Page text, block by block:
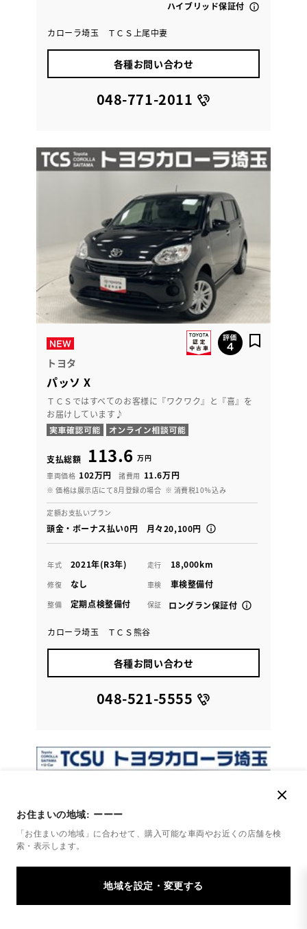
お住まいの地域: ーーー
「お住まいの地域」に合わせて、購入可能な車両やお近くの店舗を検
索・表示します。
ハイブリッド保証付
カローラ埼玉 ＴＣＳ上尾中妻
各種お問い合わせ
048-771-2011
トヨタ
パッソ X
ＴＣＳではすべてのお客様に『ワクワク』と『喜』を
お届けしています♪
支払総額 113.6 万円
車両価格 102万円 諸費用 11.6万円
※ 価格は展示店にて8月登録の場合 ※ 消費税10％込み
定額お支払いプラン
頭金・ボーナス払い0円 月々20,100円
年式 2021年(R3年) 走行 18,000km
修復 なし 車検 車検整備付
整備 定期点検整備付 保証 ロングラン保証付
カローラ埼玉 ＴＣＳ熊谷
各種お問い合わせ
048-521-5555